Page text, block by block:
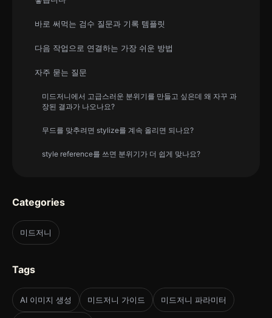
바로 써먹는 검수 질문과 기록 템플릿
다음 작업으로 연결하는 가장 쉬운 방법
자주 묻는 질문
미드저니에서 고급스러운 분위기를 만들고 싶은데 왜 자꾸 과
장된 결과가 나오나요?
무드를 맞추려면 stylize를 계속 올리면 되나요?
style reference를 쓰면 분위기가 더 쉽게 맞나요?
Categories
미드저니
Tags
AI 이미지 생성 미드저니 가이드 미드저니 파라미터